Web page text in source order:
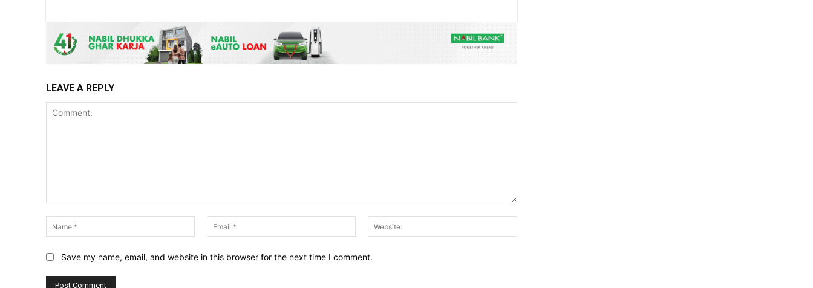
LEAVE A REPLY
Name:*
Email:*
Save my name, email, and website in this browser for the next time I comment.